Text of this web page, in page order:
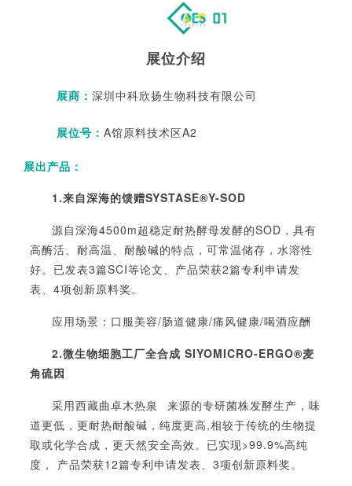
展位介绍
展商 ： 深圳中科欣扬生物科技有限公司
展位号： A馆原料技术区A2
展出产品 ：
1.来自深海的馈赠SYSTASE®Y-SOD
源自深海4500m超稳定耐热酵母发酵的SOD，具有
高酶活、耐高温、耐酸碱的特点，可常温储存，水溶性
好。已发表3篇SCI等论文、产品荣获2篇专利申请发
表、4项创新原料奖。
应用场景：口服美容/肠道健康/痛风健康/喝酒应酬
2.微生物细胞工厂全合成 SIYOMICRO-ERGO®麦
角硫因
采用西藏曲卓木热泉
来源的专研菌株发酵生产，味
道更低，更耐热耐酸碱，纯度更高,相较于传统的生物提
取或化学合成，更天然安全高效。已实现>99.9%高纯
度， 产品荣获12篇专利申请发表、3项创新原料奖。